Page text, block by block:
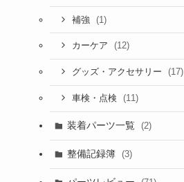
補強 (1)
カーケア (12)
グッズ・アクセサリー (17)
車検・点検 (11)
装着パーツ一覧 (2)
整備記録簿 (3)